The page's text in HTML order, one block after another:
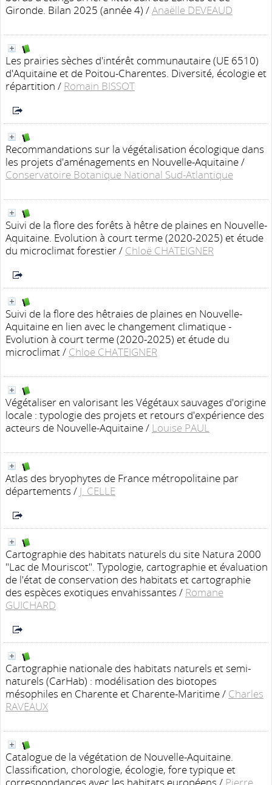
Gironde. Bilan 2025 (année 4) /Anaëlle DEVEAUD
Les prairies sèches d'intérêt communautaire (UE 6510)
d'Aquitaine et de Poitou-Charentes. Diversité, écologie et
répartition / Romain BISSOT
Recommandations sur la végétalisation écologique dans
les projets d'aménagements en Nouvelle-Aquitaine/
Conservatoire Botanique National Sud-Atlantique
Suivi de la flore des forêts à hêtre de plaines en Nouvelle-
Aquitaine. Evolution à court terme (2020-2025) et étude
du microclimat forestier/ Chloë CHATEIGNER
Suivi de la flore des hêtraies de plaines en Nouvelle-
Aquitaine en lien avec le changement climatique -
Evolution à court terme (2020-2025) et étude du
microclimat/ Chloë CHATEIGNER
Végétaliser en valorisant les Végétaux sauvages d'origine
locale : typologie des projets et retours d'expérience des
acteurs de Nouvelle-Aquitaine/ Louise PAUL
Atlas des bryophytes de France métropolitaine par
départements / J. CELLE
Cartographie des habitats naturels du site Natura 2000
"Lac de Mouriscot". Typologie, cartographie et évaluation
de l'état de conservation des habitats et cartographie
des espèces exotiques envahissantes / Romane
GUICHARD
Cartographie nationale des habitats naturels et semi-
naturels (CarHab) : modélisation des biotopes
mésophiles en Charente et Charente-Maritime/ Charles
RAVEAUX
Catalogue de la végétation de Nouvelle-Aquitaine.
Classification, chorologie, écologie, fore typique et